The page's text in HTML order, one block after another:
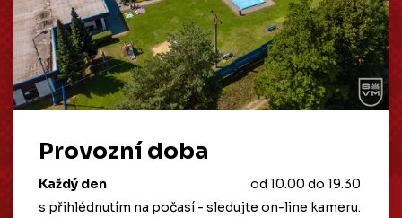
Provozní doba
Každý den
od 10.00 do 19.30
s přihlédnutím na počasí - sledujte on-line kameru.